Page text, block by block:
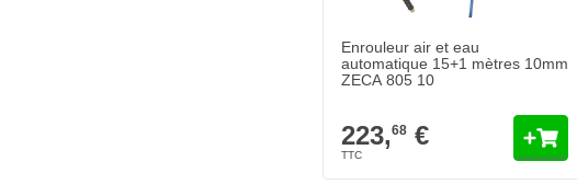
Enrouleur air et eau
automatique 15+1 mètres 10mm
ZECA 805 10
223,68€